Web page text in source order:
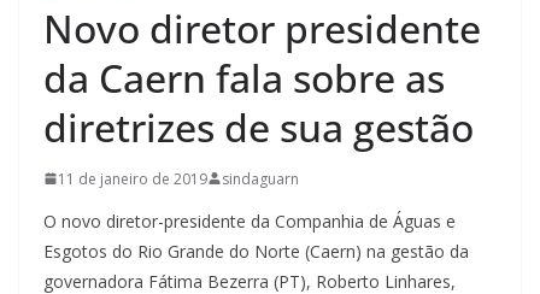
Novo diretor presidente
da Caern fala sobre as
diretrizes de sua gestão
11 de janeiro de 2019 sindaguarn
O novo diretor-presidente da Companhia de Águas e
Esgotos do Rio Grande do Norte (Caern) na gestão da
governadora Fátima Bezerra (PT), Roberto Linhares,